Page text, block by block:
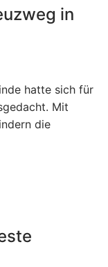
in
hatte sich für
Mit
die